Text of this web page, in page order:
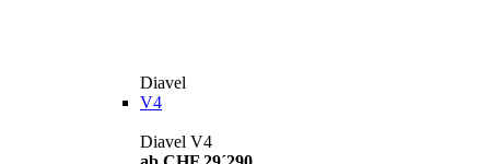
Diavel
V4
Diavel V4